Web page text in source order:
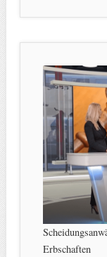
Erbschaften